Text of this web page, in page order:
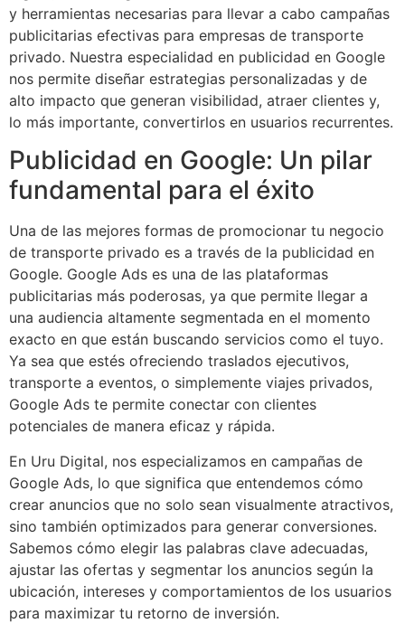
y herramientas necesarias para llevar a cabo campañas
publicitarias efectivas para empresas de transporte
privado. Nuestra especialidad en publicidad en Google
nos permite diseñar estrategias personalizadas y de
alto impacto que generan visibilidad, atraer clientes y,
lo más importante, convertirlos en usuarios recurrentes.
Publicidad en Google: Un pilar
fundamental para el éxito
Una de las mejores formas de promocionar tu negocio
de transporte privado es a través de la publicidad en
Google. Google Ads es una de las plataformas
publicitarias más poderosas, ya que permite llegar a
una audiencia altamente segmentada en el momento
exacto en que están buscando servicios como el tuyo.
Ya sea que estés ofreciendo traslados ejecutivos,
transporte a eventos, o simplemente viajes privados,
Google Ads te permite conectar con clientes
potenciales de manera eficaz y rápida.
En Uru Digital, nos especializamos en campañas de
Google Ads, lo que significa que entendemos cómo
crear anuncios que no solo sean visualmente atractivos,
sino también optimizados para generar conversiones.
Sabemos cómo elegir las palabras clave adecuadas,
ajustar las ofertas y segmentar los anuncios según la
ubicación, intereses y comportamientos de los usuarios
para maximizar tu retorno de inversión.